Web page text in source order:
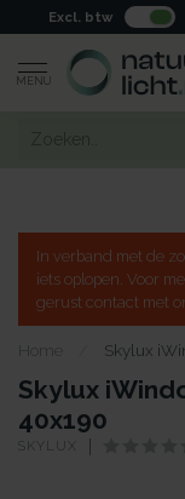
Excl. btw
MENU
In verband met de
iets oplopen. Voor
gerust contact met
Home Skylux
Skylux
40x190
SKYLUX